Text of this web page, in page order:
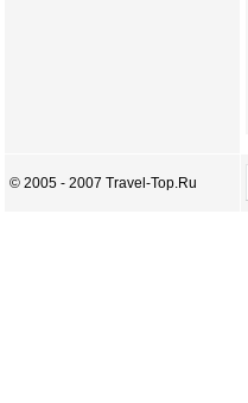
© 2005 - 2007 Travel-Top.Ru